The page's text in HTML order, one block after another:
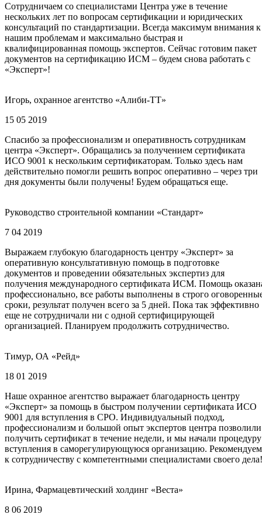
Сотрудничаем со специалистами Центра уже в течение
нескольких лет по вопросам сертификации и юридических
консультаций по стандартизации. Всегда максимум внимания к
нашим проблемам и максимально быстрая и
квалифицированная помощь экспертов. Сейчас готовим пакет
документов на сертификацию ИСМ – будем снова работать с
«Эксперт»!
Игорь, охранное агентство «Алиби-ТТ»
15 05 2019
Спасибо за профессионализм и оперативность сотрудникам
центра «Эксперт». Обращались за получением сертификата
ИСО 9001 к нескольким сертификаторам. Только здесь нам
действительно помогли решить вопрос оперативно – через три
дня документы были получены! Будем обращаться еще.
Руководство строительной компании «Стандарт»
7 04 2019
Выражаем глубокую благодарность центру «Эксперт» за
оперативную консультативную помощь в подготовке
документов и проведении обязательных экспертиз для
получения международного сертификата ИСМ. Помощь
профессионально, все работы выполнены в строго
сроки, результат получен всего за 5 дней. Пока так эффективно
еще не сотрудничали ни с одной сертифицирующей
организацией. Планируем продолжить сотрудничество.
Тимур, ОА «Рейд»
18 01 2019
Наше охранное агентство выражает благодарность центру
«Эксперт» за помощь в быстром получении сертификата ИСО
9001 для вступления в СРО. Индивидуальный подход,
профессионализм и большой опыт экспертов центра позволили
получить сертификат в течение недели, и мы начали процедуру
вступления в саморегулирующуюся организацию. Рекомендуем
к сотрудничеству с компетентными специалистами своего дела!
Ирина, Фармацевтический холдинг «Веста»
8 06 2019